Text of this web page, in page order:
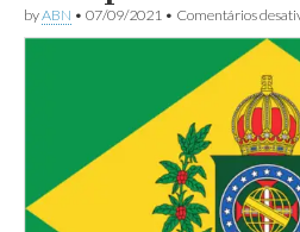
byABN • 07/09/2021 • Comentários